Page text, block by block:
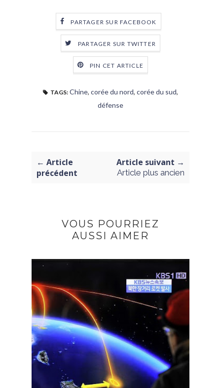
PARTAGER SUR FACEBOOK
PARTAGER SUR TWITTER
PIN CET ARTICLE
TAGS: Chine, corée du nord, corée du sud,
défense
← Article
précédent
Article suivant →
Article plus ancien
VOUS POURRIEZ
AUSSI AIMER